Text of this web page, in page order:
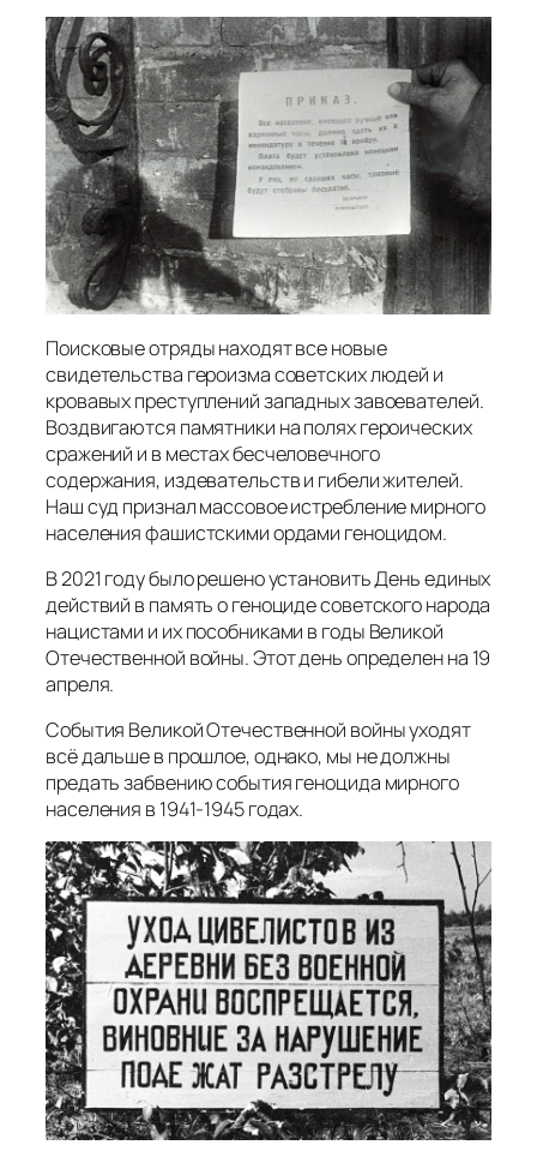
Поисковые отряды находят все новые
свидетельства героизма советских людей и
кровавых преступлений западных завоевателей.
Воздвигаются памятники на полях героических
сражений и в местах бесчеловечного
содержания, издевательств и гибели жителей.
Наш суд признал массовое истребление мирного
населения фашистскими ордами геноцидом.
В 2021 году было решено установить День единых
действий в память о геноциде советского народа
нацистами и их пособниками в годы Великой
Отечественной войны. Этот день определен на 19
апреля.
События Великой Отечественной войны уходят
всё дальше в прошлое, однако, мы не должны
предать забвению события геноцида мирного
населения в 1941-1945 годах.